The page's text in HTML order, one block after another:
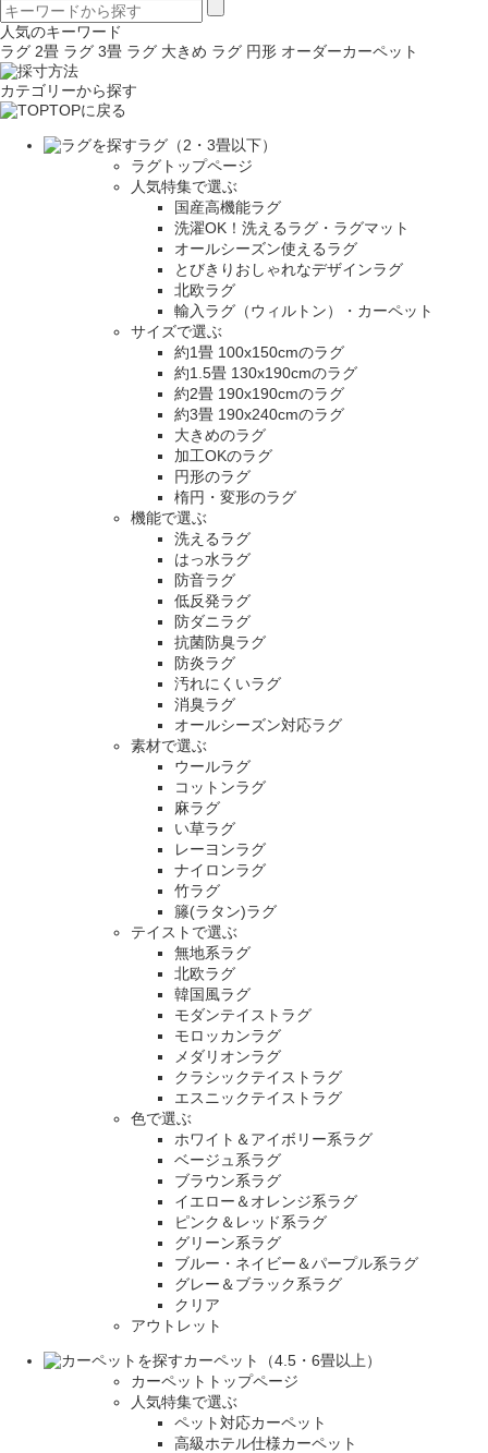
人気のキーワード
ラグ 2畳 ラグ 3畳 ラグ 大きめ ラグ 円形 オーダーカーペット
カテゴリーから探す
TOPに戻る
ラグ（2・3畳以下）
ラグトップページ
人気特集で選ぶ
国産高機能ラグ
洗濯OK！洗えるラグ・ラグマット
オールシーズン使えるラグ
とびきりおしゃれなデザインラグ
北欧ラグ
輸入ラグ（ウィルトン）・カーペット
サイズで選ぶ
約1畳 100x150cmのラグ
約1.5畳 130x190cmのラグ
約2畳 190x190cmのラグ
約3畳 190x240cmのラグ
大きめのラグ
加工OKのラグ
円形のラグ
楕円・変形のラグ
機能で選ぶ
洗えるラグ
はっ水ラグ
防音ラグ
低反発ラグ
防ダニラグ
抗菌防臭ラグ
防炎ラグ
汚れにくいラグ
消臭ラグ
オールシーズン対応ラグ
素材で選ぶ
ウールラグ
コットンラグ
麻ラグ
い草ラグ
レーヨンラグ
ナイロンラグ
竹ラグ
籐(ラタン)ラグ
テイストで選ぶ
無地系ラグ
北欧ラグ
韓国風ラグ
モダンテイストラグ
モロッカンラグ
メダリオンラグ
クラシックテイストラグ
エスニックテイストラグ
色で選ぶ
ホワイト＆アイボリー系ラグ
ベージュ系ラグ
ブラウン系ラグ
イエロー＆オレンジ系ラグ
ピンク＆レッド系ラグ
グリーン系ラグ
ブルー・ネイビー＆パープル系ラグ
グレー＆ブラック系ラグ
クリア
アウトレット
カーペット（4.5・6畳以上）
カーペットトップページ
人気特集で選ぶ
ペット対応カーペット
高級ホテル仕様カーペット